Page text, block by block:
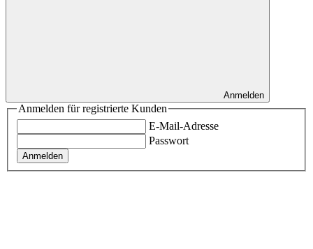
Anmelden
Anmelden für registrierte Kunden
E-Mail-Adresse
Passwort
Anmelden